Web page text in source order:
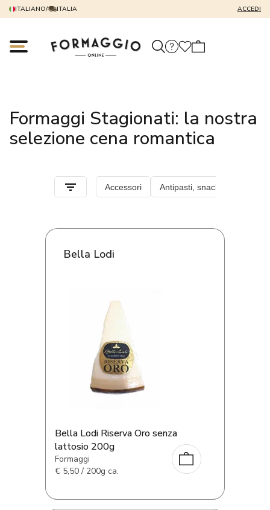
ITALIANO/ ITALIA ACCEDI
Formaggi Stagionati: la nostra
selezione cena romantica
Bella Lodi
Bella Lodi Riserva Oro senza
lattosio 200g
Formaggi
€ 5,50 / 200g ca.